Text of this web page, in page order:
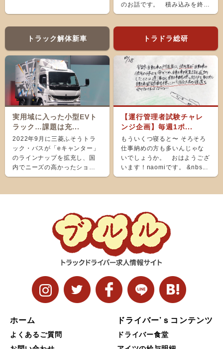
のお話です。 積み込みを終
え、ホッと...
トラック解体新車
実用域に入った小型EVト
ラック…課題は充...
2022年9月に三菱ふそうトラ
ック・バスが「eキャンター」
のラインナップを拡充し、国
内でニーズの高かったショー
ト＆ナローボディ（G...
トラドラ総研
【運行管理者試験チャレ
ンジ企画】毎週1ポ...
もういくつ寝ると〜 そろそろ
仕事納めの方も多いんじゃな
いでしょうか。 おはようござ
います！naomiです。 &nbs...
ホーム
よくあるご質問
ドライバー’ｓコンテンツ
ドライバー食堂